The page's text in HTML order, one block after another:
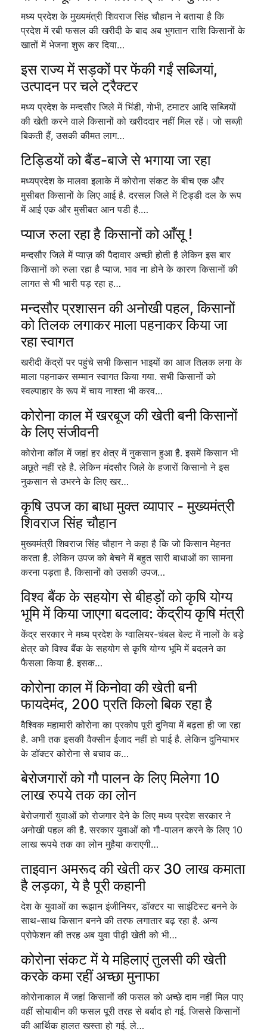
मध्य प्रदेश के मुख्यमंत्री शिवराज सिंह चौहान ने बताया है कि
प्रदेश में रबी फसल की खरीदी के बाद अब भुगतान राशि किसानों के
खातों में भेजना शुरू कर दिया…
इस राज्य में सड़कों पर फेंकी गईं सब्जियां,
उत्पादन पर चले ट्रैक्टर
मध्य प्रदेश के मन्दसौर जिले में भिंडी, गोभी, टमाटर आदि सब्जियों
की खेती करने वाले किसानों को खरीददार नहीं मिल रहें। जो सब्ज़ी
बिकती हैं, उसकी कीमत लाग…
टिड्डियों को बैंड-बाजे से भगाया जा रहा
मध्यप्रदेश के मालवा इलाके में कोरोना संकट के बीच एक और
मुसीबत किसानों के लिए आई है. दरसल जिले में टिड्डी दल के रूप
में आई एक और मुसीबत आन पडी है.…
प्याज रुला रहा है किसानों को आँसू !
मन्दसौर जिले में प्याज़ की पैदावार अच्छी होती है लेकिन इस बार
किसानों को रुला रहा है प्याज. भाव ना होने के कारण किसानों की
लागत से भी भारी पड़ रहा ह…
मन्दसौर प्रशासन की अनोखी पहल, किसानों
को तिलक लगाकर माला पहनाकर किया जा
रहा स्वागत
खरीदी केंद्रों पर पहुंचे सभी किसान भाइयों का आज तिलक लगा के
माला पहनाकर सम्मान स्वागत किया गया. सभी किसानों को
स्वल्पाहार के रूप में चाय नाश्ता भी करव…
कोरोना काल में खरबूज की खेती बनी किसानों
के लिए संजीवनी
कोरोना कॉल में जहां हर क्षेत्र में नुकसान हुआ है. इसमें किसान भी
अछूते नहीं रहे है. लेकिन मंदसौर जिले के हजारों किसानो ने इस
नुकसान से उभरने के लिए खर…
कृषि उपज का बाधा मुक्त व्यापार - मुख्यमंत्री
शिवराज सिंह चौहान
मुख्यमंत्री शिवराज सिंह चौहान ने कहा है कि जो किसान मेहनत
करता है. लेकिन उपज को बेचने में बहुत सारी बाधाओं का सामना
करना पड़ता है. किसानों को उसकी उपज…
विश्व बैंक के सहयोग से बीहड़ों को कृषि योग्य
भूमि में किया जाएगा बदलाव: केंद्रीय कृषि मंत्री
केंद्र सरकार ने मध्य प्रदेश के ग्वालियर-चंबल बेल्ट में नालों के बड़े
क्षेत्र को विश्व बैंक के सहयोग से कृषि योग्य भूमि में बदलने का
फैसला किया है. इसक…
कोरोना काल में किनोवा की खेती बनी
फायदेमंद, 200 प्रति किलो बिक रहा है
वैश्विक महामारी कोरोना का प्रकोप पूरी दुनिया में बढ़ता ही जा रहा
है. अभी तक इसकी वैक्सीन ईजाद नहीं हो पाई है. लेकिन दुनियाभर
के डॉक्टर कोरोना से बचाव क…
बेरोजगारों को गौ पालन के लिए मिलेगा 10
लाख रुपये तक का लोन
बेरोजगारों युवाओं को रोजगार देने के लिए मध्य प्रदेश सरकार ने
अनोखी पहल की है. सरकार युवाओं को गौ-पालन करने के लिए 10
लाख रूपये तक का लोन मुहैया कराएगी…
ताइवान अमरूद की खेती कर 30 लाख कमाता
है लड़का, ये है पूरी कहानी
देश के युवाओं का रूझान इंजीनियर, डॉक्टर या साइंटिस्ट बनने के
साथ-साथ किसान बनने की तरफ लगातार बढ़ रहा है. अन्य
प्रोफेशन की तरह अब युवा पीढ़ी खेती को भी…
कोरोना संकट में ये महिलाएं तुलसी की खेती
करके कमा रहीं अच्छा मुनाफा
कोरोनाकाल में जहां किसानों की फसल को अच्छे दाम नहीं मिल पाए
वहीं सोयाबीन की फसल पूरी तरह से बर्बाद हो गई. जिससे किसानों
की आर्थिक हालत खस्ता हो गई. ले…